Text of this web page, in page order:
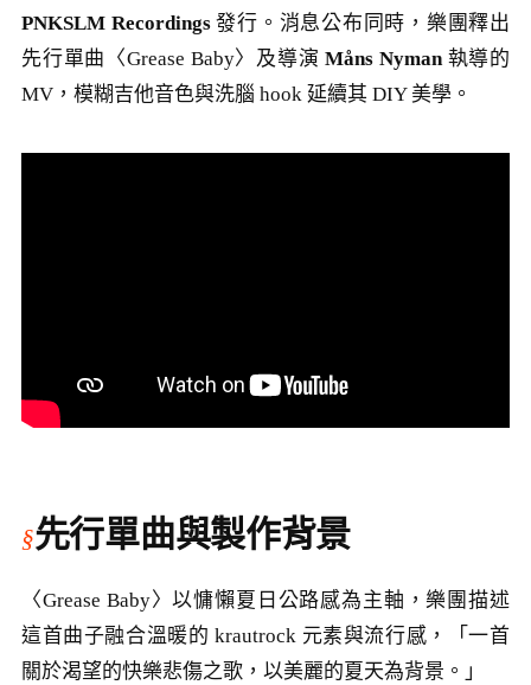
PNKSLM Recordings發行。消息公布同時，樂團釋出
先行單曲〈Grease Baby〉及導演 Måns Nyman執導的
MV，模糊吉他音色與洗腦 hook 延續其 DIY 美學。
先行單曲與製作背景
〈Grease Baby〉以慵懶夏日公路感為主軸，樂團描述
這首曲子融合溫暖的 krautrock 元素與流行感，「一首
關於渴望的快樂悲傷之歌，以美麗的夏天為背景。」